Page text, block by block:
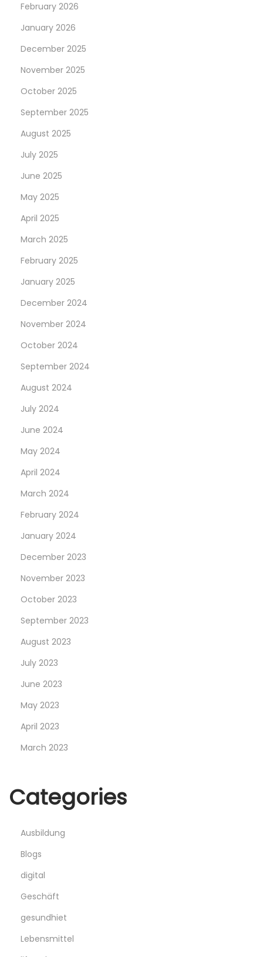
February 2026
January 2026
December 2025
November 2025
October 2025
September 2025
August 2025
July 2025
June 2025
May 2025
April 2025
March 2025
February 2025
January 2025
December 2024
November 2024
October 2024
September 2024
August 2024
July 2024
June 2024
May 2024
April 2024
March 2024
February 2024
January 2024
December 2023
November 2023
October 2023
September 2023
August 2023
July 2023
June 2023
May 2023
April 2023
March 2023
Categories
Ausbildung
Blogs
digital
Geschäft
gesundhiet
Lebensmittel